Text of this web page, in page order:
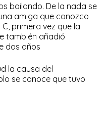
bailando. De la nada se
amiga que conozco
primera vez que la
también añadió
dos años
la causa del
se conoce que tuvo